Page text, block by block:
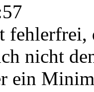
fehlerfrei,
nicht
ein